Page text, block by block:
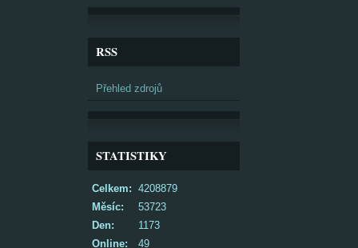
RSS
Přehled zdrojů
STATISTIKY
Online: 49
Celkem: 4208879
Měsíc:
53723
Den:
1173